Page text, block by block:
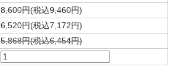
8,600円(税込9,460円)
6,520円(税込7,172円)
5,868円(税込6,454円)